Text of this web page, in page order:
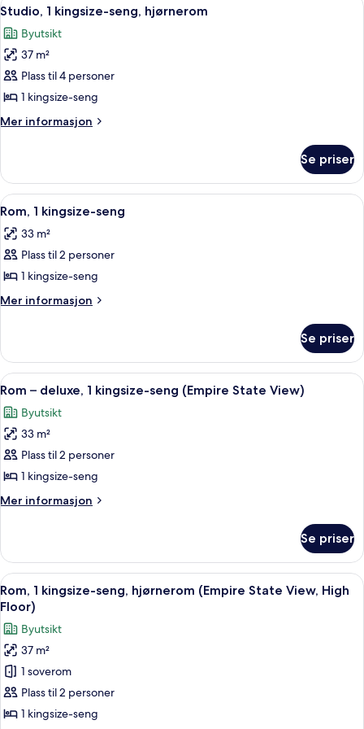
seng,
alle
bildene
av
Studio,
1
kingsize-
seng,
6
Studio, 1 kingsize-seng, hjørnerom
Byutsikt
37 m²
Plass til 4 personer
1 kingsize-seng
Mer informasjon
Mer
1
kingsize-
seng,
Se priser
Åpne
alle
bildene
av
Rom,
1
Sengetøy av topp kvalitet, safe på
5
Rom, 1 kingsize-seng
33 m²
Plass til 2 personer
1 kingsize-seng
Mer informasjon
Mer
1
kingsize-
seng
Se priser
Åpne
alle
bildene
av
Rom
–
deluxe,
1
seng
(Empire
State
View)
Sengetøy av topp kvalitet, safe på
8
Rom – deluxe, 1 kingsize-seng (Empire State View)
Byutsikt
33 m²
Plass til 2 personer
1 kingsize-seng
Mer informasjon
Mer
–
deluxe,
1
kingsize-
(Empire
State
View)
Se priser
Åpne
alle
bildene
av
Rom,
kingsize-
seng,
Sengetøy av topp kvalitet, safe på
5
Rom, 1 kingsize-seng, hjørnerom (Empire State View, High
Floor)
Byutsikt
37 m²
1 soverom
Plass til 2 personer
1 kingsize-seng